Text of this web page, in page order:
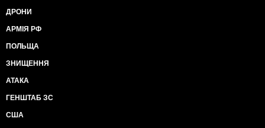
ДРОНИ
АРМІЯ РФ
ПОЛЬЩА
ЗНИЩЕННЯ
АТАКА
ГЕНШТАБ ЗС
США